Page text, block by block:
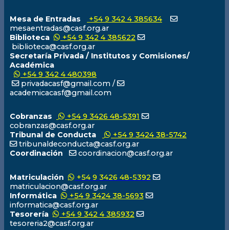
Mesa de Entradas
+54 9 342 4 385634
mesaentradas@casf.org.ar
Biblioteca
+54 9 342 4 385622
biblioteca@casf.org.ar
Secretaría Privada / Institutos y Comisiones/
Académica
+54 9 342 4 480398
privadacasf@gmail.com /
academicacasf@gmail.com
Cobranzas
+54 9 3426 48-5391
cobranzas@casf.org.ar
Tribunal de Conducta
+54 9 3424 38-5742
tribunaldeconducta@casf.org.ar
Coordinación
coordinacion@casf.org.ar
Matriculación
+54 9 3426 48-5392
matriculacion@casf.org.ar
Informática
+54 9 3424 38-5693
informatica@casf.org.ar
Tesorería
+54 9 342 4 385932
tesoreria2@casf.org.ar